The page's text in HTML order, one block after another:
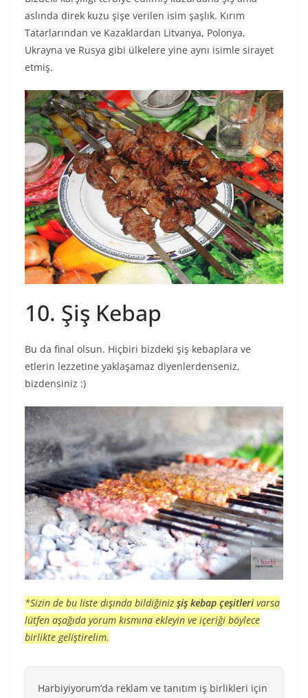
aslında direk kuzu şişe verilen isim şaşlık. Kırım
Tatarlarından ve Kazaklardan Litvanya, Polonya,
Ukrayna ve Rusya gibi ülkelere yine aynı isimle sirayet
etmiş.
10. Şiş Kebap
Bu da final olsun. Hiçbiri bizdeki şiş kebaplara ve
etlerin lezzetine yaklaşamaz diyenlerdenseniz,
bizdensiniz :)
*Sizin de bu liste dışında bildiğiniz şiş kebap çeşitleri varsa
lütfen aşağıda yorum kısmına ekleyin ve içeriği böylece
birlikte geliştirelim.
Harbiyiyorum’da reklam ve tanıtım iş birlikleri için